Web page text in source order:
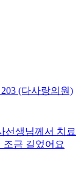
(다사랑의원)
선생님께서 치료
조금 길었어요